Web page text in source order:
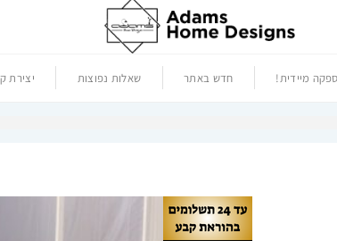
מיידית! חדש באתר שאלות נפוצות יצירת